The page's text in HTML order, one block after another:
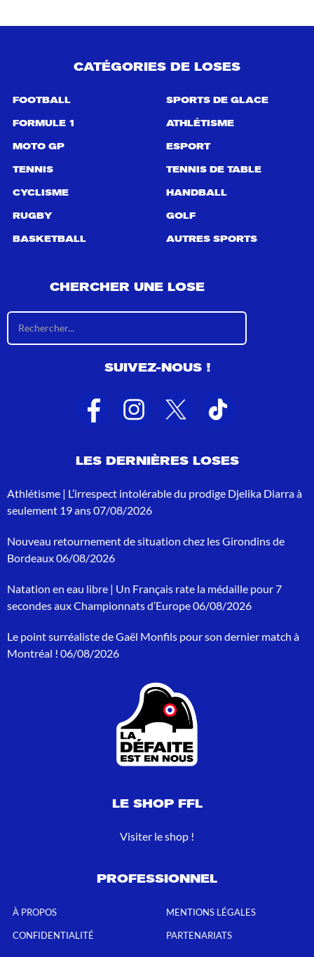
CATÉGORIES DE LOSES
FOOTBALL
FORMULE 1
MOTO GP
TENNIS
CYCLISME
RUGBY
BASKETBALL
SPORTS DE GLACE
ATHLÉTISME
ESPORT
TENNIS DE TABLE
HANDBALL
GOLF
AUTRES SPORTS
CHERCHER UNE LOSE
R
s
l
a
t
s
r
c
e
c
o
u
:
SUIVEZ-NOUS !
LES DERNIÈRES LOSES
Athlétisme | L’irrespect intolérable du prodige Djelika Diarra à
seulement 19 ans07/08/2026
Nouveau retournement de situation chez les Girondins de
Bordeaux06/08/2026
Natation en eau libre | Un Français rate la médaille pour 7
secondes aux Championnats d’Europe06/08/2026
Le point surréaliste de Gaël Monfils pour son dernier match à
Montréal ! 06/08/2026
LE SHOP FFL
Visiter le shop !
PROFESSIONNEL
À PROPOS
CONFIDENTIALITÉ
MENTIONS LÉGALES
PARTENARIATS